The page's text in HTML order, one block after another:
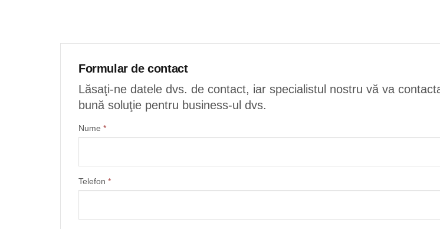
Formular de contact
Lăsaţi-ne datele dvs. de contact, iar specialistul nostru vă va
bună soluţie pentru business-ul dvs.
Nume *
Telefon *